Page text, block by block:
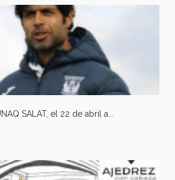
SALAT, el 22 de abril a...